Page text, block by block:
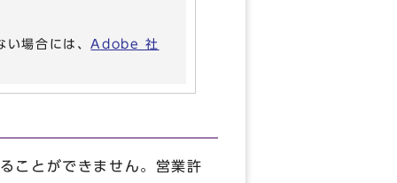
い場合には、Adobe 社
ことができません。営業許